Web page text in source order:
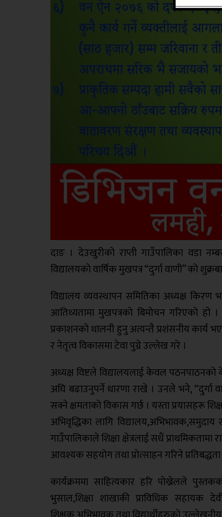
दाङ । देउखुरीको राप्ती गाउँपालिका वडा
विद्यालयको वार्षिक मुखपत्र “दुर्गा वाणी” को
विद्यालय व्यवस्थापन समितिका अध्यक्ष किरण
आतिथ्यतामा मुखपत्रकाे बिमोचन गरिएको हो ।
प्रकाशनको थालनी हुनु अत्यन्तै प्रशंसनीय कार्य
र नेतृत्व विकासमा टेवा पुग्ने उल्लेख गरे ।
अध्यक्ष विष्टले विद्यालयलाई केवल
अघि बढाउनुपर्ने धारणा राखे । उनले भने, “दुर्गा
सक्ने क्षमताको विकास गर्छ । यस्ता प्रयासहरू
अभिवृद्धिका लागि
गाउँपालिकाले शिक्षा क्षेत्रलाई सधैं
आवश्यक सहयोग तथा प्रोत्साहन गरिने
कार्यक्रममा साहित्यकार हरि पाेख्रेलले
भुसाल,शिक्षा शाखाकी प्राविधिक सहायक